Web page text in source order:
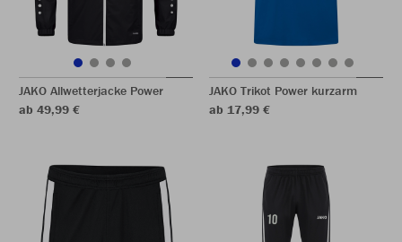
JAKO Allwetterjacke Power
ab 49,99 €
JAKO Trikot Power kurzarm
ab 17,99 €